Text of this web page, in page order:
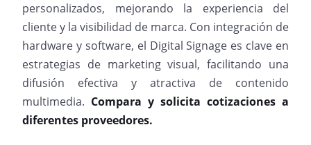
personalizados, mejorando la experiencia del
cliente y la visibilidad de marca. Con integración de
hardware y software, el Digital Signage es clave en
estrategias de marketing visual, facilitando una
difusión efectiva y atractiva de contenido
multimedia. Compara y solicita cotizaciones a
diferentes proveedores.